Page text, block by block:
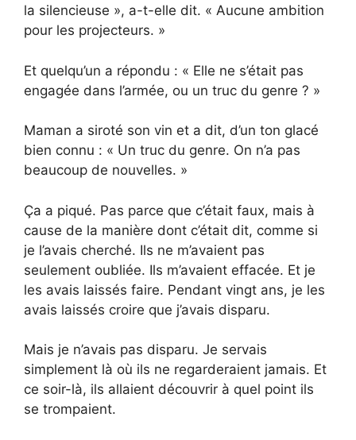
la silencieuse », a-t-elle dit. « Aucune ambition
pour les projecteurs. »
Et quelqu’un a répondu : « Elle ne s’était pas
engagée dans l’armée, ou un truc du genre ? »
Maman a siroté son vin et a dit, d’un ton glacé
bien connu : « Un truc du genre. On n’a pas
beaucoup de nouvelles. »
Ça a piqué. Pas parce que c’était faux, mais à
cause de la manière dont c’était dit, comme si
je l’avais cherché. Ils ne m’avaient pas
seulement oubliée. Ils m’avaient effacée. Et je
les avais laissés faire. Pendant vingt ans, je les
avais laissés croire que j’avais disparu.
Mais je n’avais pas disparu. Je servais
simplement là où ils ne regarderaient jamais. Et
ce soir-là, ils allaient découvrir à quel point ils
se trompaient.